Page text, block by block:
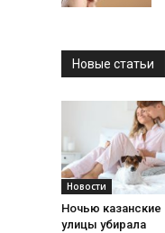
Новые статьи
Новости
Ночью казанские
улицы убирала